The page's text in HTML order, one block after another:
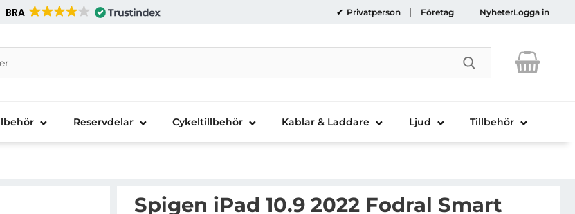
BRA Privatperson Företag NyheterLogga in
AB
Genomför
Reservdelar Cykeltillbehör Kablar & Laddare Ljud Tillbehör
Spigen iPad 10.9 2022 Fodral Smart